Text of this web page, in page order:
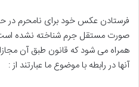
فرستادن عکس خود برای نامحرم در
صورت مستقل جرم شناخته نشده است،
همراه می شود که قانون طبق آن
آنها در رابطه با موضوع ما عبارتند از :